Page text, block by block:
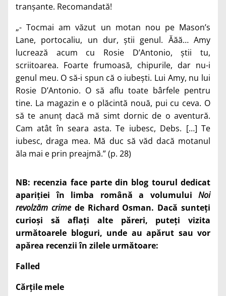
tranșante. Recomandată!
„- Tocmai am văzut un motan nou pe Mason’s
Lane, portocaliu, un dur, știi genul. Ăăă… Amy
lucrează acum cu Rosie D’Antonio, știi tu,
scriitoarea. Foarte frumoasă, chipurile, dar nu-i
genul meu. O să-i spun că o iubești. Lui Amy, nu lui
Rosie D’Antonio. O să aflu toate bârfele pentru
tine. La magazin e o plăcintă nouă, pui cu ceva. O
să te anunț dacă mă simt dornic de o aventură.
Cam atât în seara asta. Te iubesc, Debs. […] Te
iubesc, draga mea. Mă duc să văd dacă motanul
ăla mai e prin preajmă.” (p. 28)
NB: recenzia face parte din blog tourul dedicat
apariției în limba română a volumului Noi
revolzăm crime de Richard Osman. Dacă sunteți
curioși să aflați alte păreri, puteți vizita
următoarele bloguri, unde au apărut sau vor
apărea recenzii în zilele următoare:
Falled
Cărțile mele